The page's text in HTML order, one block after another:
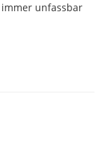
immer unfassbar